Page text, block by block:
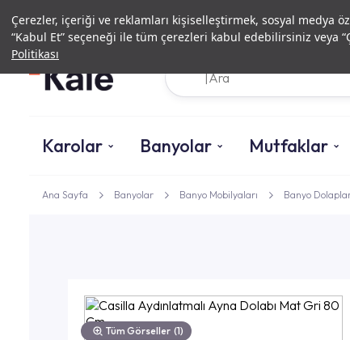
Çerezler, içeriği ve reklamları kişiselleştirmek, sosyal medya
“Kabul Et” seçeneği ile tüm çerezleri kabul edebilirsiniz veya
Politikası
Karolar Banyolar Mutfaklar
Ana Sayfa Banyolar Banyo Mobilyaları Banyo
Tüm Görseller (1)